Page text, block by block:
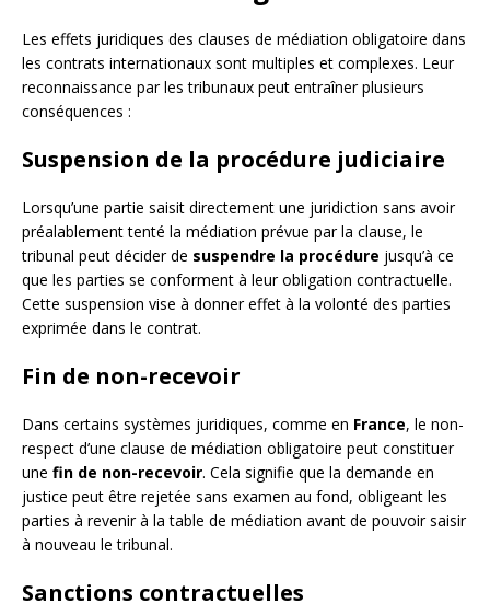
Les effets juridiques des clauses de médiation obligatoire dans
les contrats internationaux sont multiples et complexes. Leur
reconnaissance par les tribunaux peut entraîner plusieurs
conséquences :
Suspension de la procédure judiciaire
Lorsqu’une partie saisit directement une juridiction sans avoir
préalablement tenté la médiation prévue par la clause, le
tribunal peut décider de suspendre la procédure jusqu’à ce
que les parties se conforment à leur obligation contractuelle.
Cette suspension vise à donner effet à la volonté des parties
exprimée dans le contrat.
Fin de non-recevoir
Dans certains systèmes juridiques, comme en France, le non-
respect d’une clause de médiation obligatoire peut constituer
une fin de non-recevoir. Cela signifie que la demande en
justice peut être rejetée sans examen au fond, obligeant les
parties à revenir à la table de médiation avant de pouvoir saisir
à nouveau le tribunal.
Sanctions contractuelles